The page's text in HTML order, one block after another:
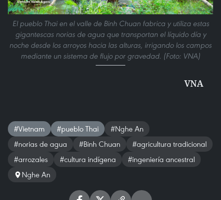
El pueblo Thai en el valle de Binh Chuan fabrica y utiliza estas
gigantescas norias de agua que transportan el líquido día y
noche desde los arroyos hacia las alturas, irrigando los campos
mediante un sistema de flujo por gravedad. (Foto: VNA)
VNA
#Vietnam #pueblo Thai
#Nghe An
#norias de agua
#Binh Chuan
#agricultura tradicional
#arrozales
#cultura indígena
#ingeniería ancestral
Nghe An